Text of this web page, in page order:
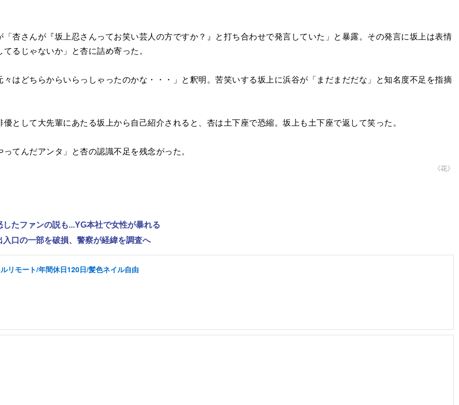
杏さんが『坂上忍さんってお笑い芸人の方ですか？』と打ち合わせで発言していた」と暴露。その発言に坂上は表情
るじゃないか」と杏に詰め寄った。
はどちらからいらっしゃったのかな・・・」と釈明。苦笑いする坂上に浜谷が「まだまだだな」と知名度不足を指摘
として大先輩にあたる坂上から自己紹介されると、杏は土下座で恐縮。坂上も土下座で返して笑った。
てんだアンタ」と杏の認識不足を残念がった。
《花》
たファンの説も...YG本社で女性が暴れる
口の一部を破損、警察が経緯を調査へ
リモート/年間休日120日/髪色ネイル自由